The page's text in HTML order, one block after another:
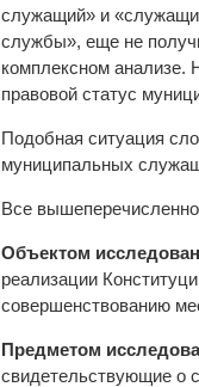
служащий» и
службы», еще не
комплексном анализе.
правовой статус
Подобная ситуация
муниципальных
Все
Объектом
реализации
совершенствованию
Предметом
свидетельствующие о